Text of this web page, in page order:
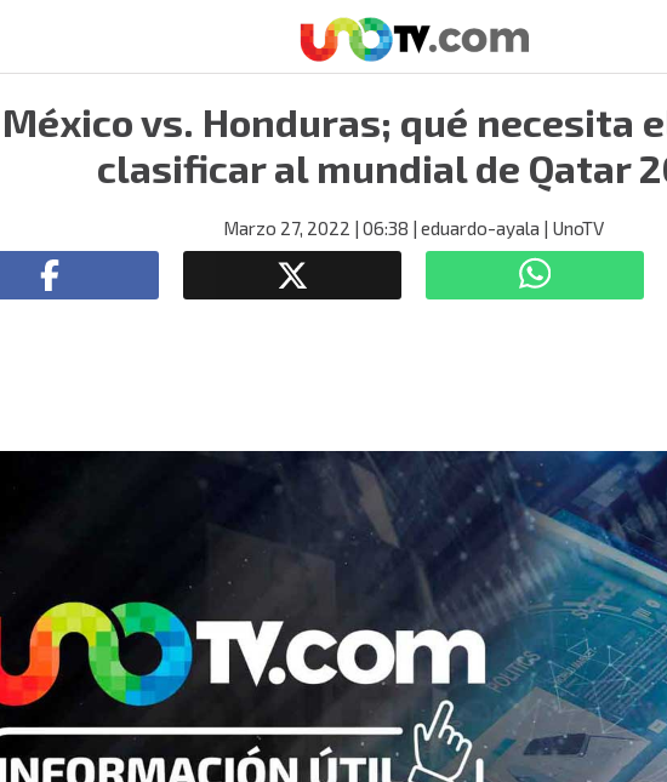
México vs. Honduras; qué necesita
clasificar al mundial de Qatar
Marzo 27, 2022 | 06:38 | eduardo-ayala | UnoTV